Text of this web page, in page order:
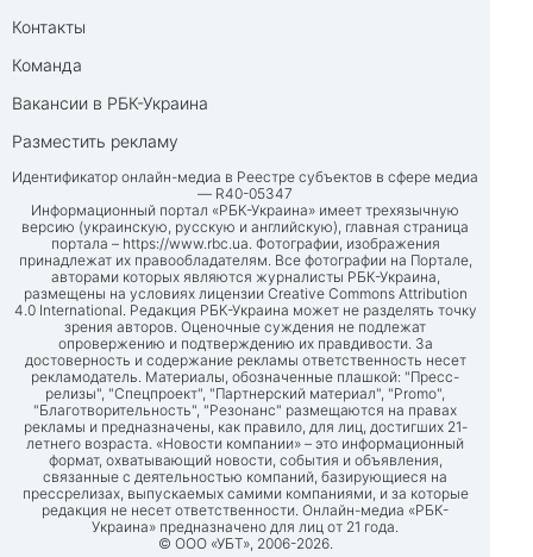
Контакты
Команда
Вакансии в РБК-Украина
Разместить рекламу
Идентификатор онлайн-медиа в Реестре субъектов в сфере медиа
— R40-05347
Информационный портал «РБК-Украина» имеет трехязычную
версию (украинскую, русскую и английскую), главная страница
портала – https://www.rbc.ua. Фотографии, изображения
принадлежат их правообладателям. Все фотографии на Портале,
авторами которых являются журналисты РБК-Украина,
размещены на условиях лицензии Creative Commons Attribution
4.0 International. Редакция РБК-Украина может не разделять точку
зрения авторов. Оценочные суждения не подлежат
опровержению и подтверждению их правдивости. За
достоверность и содержание рекламы ответственность несет
рекламодатель. Материалы, обозначенные плашкой: "Пресс-
релизы", "Спецпроект", "Партнерский материал", "Promo",
"Благотворительность", "Резонанс" размещаются на правах
рекламы и предназначены, как правило, для лиц, достигших 21-
летнего возраста. «Новости компании» – это информационный
формат, охватывающий новости, события и объявления,
связанные с деятельностью компаний, базирующиеся на
прессрелизах, выпускаемых самими компаниями, и за которые
редакция не несет ответственности. Онлайн-медиа «РБК-
Украина» предназначено для лиц от 21 года.
© ООО «УБТ», 2006-2026.